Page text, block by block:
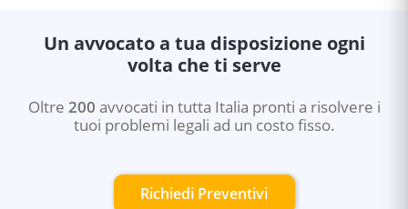
Un avvocato a tua disposizione ogni
volta che ti serve
Oltre 200 avvocati in tutta Italia pronti a risolvere i
tuoi problemi legali ad un costo fisso.
Richiedi Preventivi